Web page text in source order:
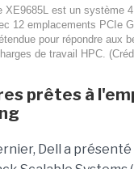
XE9685L est un système
12 emplacements PCIe
pour répondre aux
de travail HPC.
prêtes à
Dell a